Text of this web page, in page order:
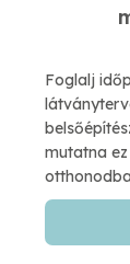
Foglalj
mutatna